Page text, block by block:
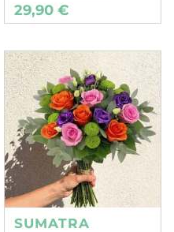
29,90 €
SUMATRA